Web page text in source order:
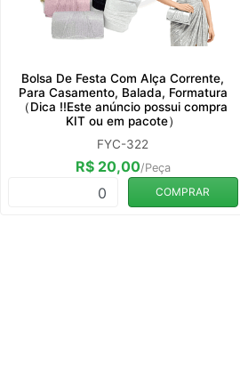
Bolsa De Festa Com Alça Corrente,
Para Casamento, Balada, Formatura
（Dica ‼️Este anúncio possui compra
KIT ou em pacote）
FYC-322
R$ 20,00/Peça
0 COMPRAR